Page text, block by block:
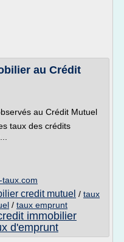
au Crédit
au Crédit Mutuel
taux des crédits
taux.com
credit mutuel / taux
/ taux emprunt
immobilier
d'emprunt